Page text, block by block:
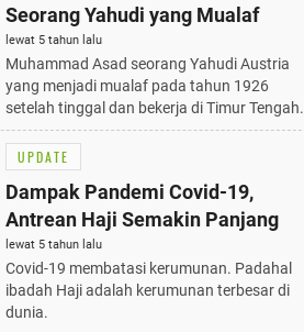
Seorang Yahudi yang Mualaf
lewat 5 tahun lalu
Muhammad Asad seorang Yahudi Austria
yang menjadi mualaf pada tahun 1926
setelah tinggal dan bekerja di Timur Tengah.
UPDATE
Dampak Pandemi Covid-19,
Antrean Haji Semakin Panjang
lewat 5 tahun lalu
Covid-19 membatasi kerumunan. Padahal
ibadah Haji adalah kerumunan terbesar di
dunia.